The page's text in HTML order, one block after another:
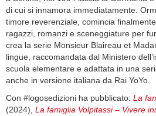
di cui si innamora immediatamente.
timore reverenziale, comincia
ragazzi, romanzi e sceneggiature per
crea la serie Monsieur Blaireau et
lingue, raccomandata dal Ministero
scuola elementare e adattata in una
anche in versione italiana da Rai YoYo.
Con #logosedizioni ha pubblicato: La
(2024), La famiglia Volpitassi – Vivere